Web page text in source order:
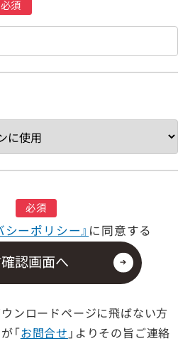
必須
必須
シーポリシー』 に同意する
認画面へ
ンロードページに飛ばない方
「お問合せ 」よりその旨ご連絡